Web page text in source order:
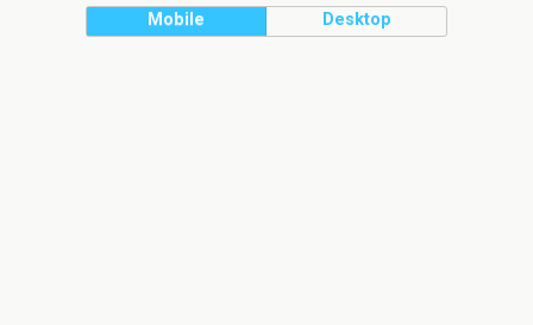
Mobile Desktop